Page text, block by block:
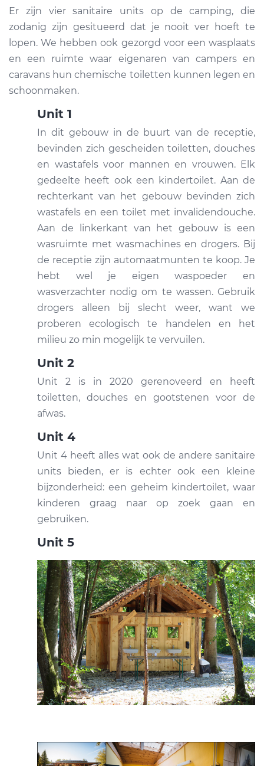
Er zijn vier sanitaire units op de camping, die
zodanig zijn gesitueerd dat je nooit ver hoeft te
lopen. We hebben ook gezorgd voor een wasplaats
en een ruimte waar eigenaren van campers en
caravans hun chemische toiletten kunnen legen en
schoonmaken.
Unit 1
In dit gebouw in de buurt van de receptie,
bevinden zich gescheiden toiletten, douches
en wastafels voor mannen en vrouwen. Elk
gedeelte heeft ook een kindertoilet. Aan de
rechterkant van het gebouw bevinden zich
wastafels en een toilet met invalidendouche.
Aan de linkerkant van het gebouw is een
wasruimte met wasmachines en drogers. Bij
de receptie zijn automaatmunten te koop. Je
hebt wel je eigen waspoeder en
wasverzachter nodig om te wassen. Gebruik
drogers alleen bij slecht weer, want we
proberen ecologisch te handelen en het
milieu zo min mogelijk te vervuilen.
Unit 2
Unit 2 is in 2020 gerenoveerd en heeft
toiletten, douches en gootstenen voor de
afwas.
Unit 4
Unit 4 heeft alles wat ook de andere sanitaire
units bieden, er is echter ook een kleine
bijzonderheid: een geheim kindertoilet, waar
kinderen graag naar op zoek gaan en
gebruiken.
Unit 5